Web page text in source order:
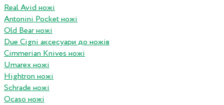
Real Avid ножі
Antonini Pocket ножі
Old Bear ножі
Due Cigni аксесуари до ножів
Cimmerian Knives ножі
Umarex ножі
Hightron ножі
Schrade ножі
Ocaso ножі